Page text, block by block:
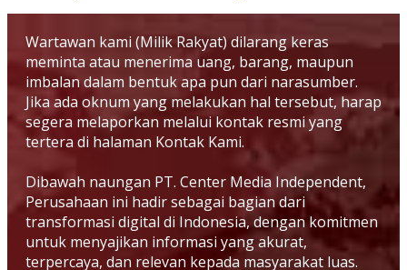
Wartawan kami (Milik Rakyat) dilarang keras
meminta atau menerima uang, barang, maupun
imbalan dalam bentuk apa pun dari narasumber.
Jika ada oknum yang melakukan hal tersebut, harap
segera melaporkan melalui kontak resmi yang
tertera di halaman Kontak Kami.
Dibawah naungan PT. Center Media Independent,
Perusahaan ini hadir sebagai bagian dari
transformasi digital di Indonesia, dengan komitmen
untuk menyajikan informasi yang akurat,
terpercaya, dan relevan kepada masyarakat luas.